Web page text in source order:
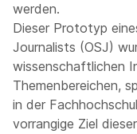
werden.
Dieser Prototyp
Journalists (OSJ)
wissenschaftlichen
Themenbereichen,
in der
vorrangige Ziel